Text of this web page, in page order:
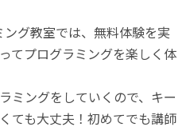
グ教室では、無料体験を実
てプログラミングを楽しく体
ミングをしていくので、キー
ても大丈夫！初めてでも講師